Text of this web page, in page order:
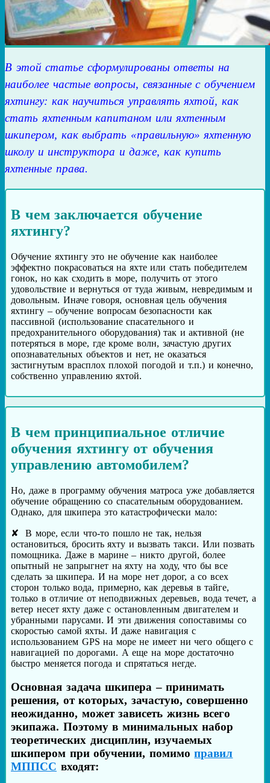
В этой статье сформулированы ответы на
наиболее частые вопросы, связанные с обучением
яхтингу: как научиться управлять яхтой, как
стать яхтенным капитаном или яхтенным
шкипером, как выбрать «правильную» яхтенную
школу и инструктора и даже, как купить
яхтенные права.
В чем заключается обучение
яхтингу?
Обучение яхтингу это не обучение как наиболее
эффектно покрасоваться на яхте или стать победителем
гонок, но как сходить в море, получить от этого
удовольствие и вернуться от туда живым, невредимым и
довольным. Иначе говоря, основная цель обучения
яхтингу – обучение вопросам безопасности как
пассивной (использование спасательного и
предохранительного оборудования) так и активной (не
потеряться в море, где кроме волн, зачастую других
опознавательных объектов и нет, не оказаться
застигнутым врасплох плохой погодой и т.п.) и конечно,
собственно управлению яхтой.
В чем принципиальное отличие
обучения яхтингу от обучения
управлению автомобилем?
Но, даже в программу обучения матроса уже добавляется
обучение обращению со спасательным оборудованием.
Однако, для шкипера это катастрофически мало:
В море, если что-то пошло не так, нельзя
остановиться, бросить яхту и вызвать такси. Или позвать
помощника. Даже в марине – никто другой, более
опытный не запрыгнет на яхту на ходу, что бы все
сделать за шкипера. И на море нет дорог, а со всех
сторон только вода, примерно, как деревья в тайге,
только в отличие от неподвижных деревьев, вода течет, а
ветер несет яхту даже с остановленным двигателем и
убранными парусами. И эти движения сопоставимы со
скоростью самой яхты. И даже навигация с
использованием GPS на море не имеет ни чего общего с
навигацией по дорогами. А еще на море достаточно
быстро меняется погода и спрятаться негде.
Основная задача шкипера – принимать
решения, от которых, зачастую, совершенно
неожиданно, может зависеть жизнь всего
экипажа. Поэтому в минимальных набор
теоретических дисциплин, изучаемых
шкипером при обучении, помимоправил
МППСС входят: